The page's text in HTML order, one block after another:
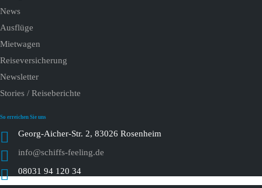
News
Ausflüge
Mietwagen
Reiseversicherung
Newsletter
Stories / Reiseberichte
So erreichen Sie uns
Georg-Aicher-Str. 2, 83026 Rosenheim
info@schiffs-feeling.de
08031 94 120 34